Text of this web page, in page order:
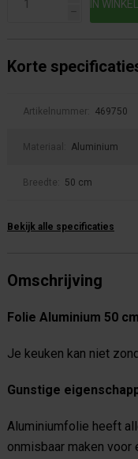
h
Korte
Artikelnummer: 469750
Materiaal: Aluminium
Breedte: 50 cm
Bekijk alle specificaties
Omschrijving
Folie Aluminium 50
Je keuken kan niet
Gunstige
Aluminiumfolie heeft
onmisbaar maken voor